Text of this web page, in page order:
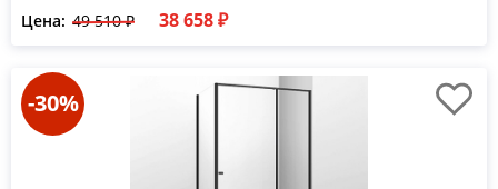
Цена: 49 510 ₽ 38 658 ₽
-30%